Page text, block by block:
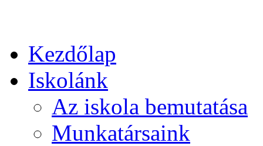
Kezdőlap
Iskolánk
Az iskola bemutatása
Munkatársaink